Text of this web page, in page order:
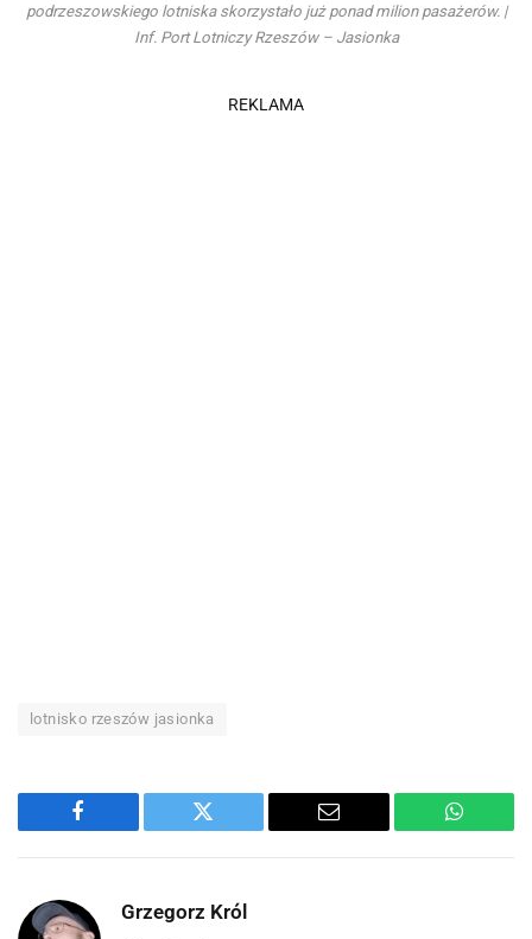
podrzeszowskiego lotniska skorzystało już ponad milion pasażerów. |
Inf. Port Lotniczy Rzeszów – Jasionka
REKLAMA
lotnisko rzeszów jasionka
Facebook Twitter Email
Grzegorz Król